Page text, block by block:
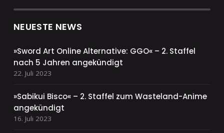
NEUESTE NEWS
»Sword Art Online Alternative: GGO« – 2. Staffel
nach 5 Jahren angekündigt
22. Juli 2023
»Sabikui Bisco« – 2. Staffel zum Wasteland-Anime
angekündigt
16. Juli 2023